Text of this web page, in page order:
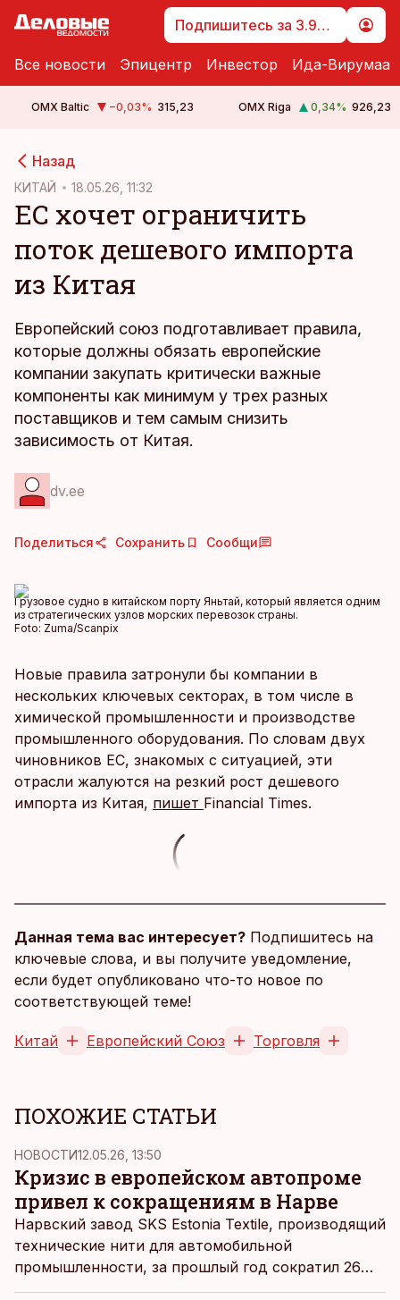
Подпишитесь за 3.99 €
Все новости Эпицентр Инвестор Ида-Вирумаа
OMX Baltic −0,03% 315,23 OMX Riga 0,34% 926,23
Назад
КИТАЙ 18.05.26, 11:32
ЕС хочет ограничить
поток дешевого импорта
из Китая
Европейский союз подготавливает правила,
которые должны обязать европейские
компании закупать критически важные
компоненты как минимум у трех разных
поставщиков и тем самым снизить
зависимость от Китая.
dv.ee
Поделиться Сохранить Сообщи
Грузовое судно в китайском порту Яньтай, который является одним
из стратегических узлов морских перевозок страны.
Foto: Zuma/Scanpix
Новые правила затронули бы компании в
нескольких ключевых секторах, в том числе в
химической промышленности и производстве
промышленного оборудования. По словам двух
чиновников ЕС, знакомых с ситуацией, эти
отрасли жалуются на резкий рост дешевого
импорта из Китая, пишет Financial Times.
Данная тема вас интересует? Подпишитесь на
ключевые слова, и вы получите уведомление,
если будет опубликовано что-то новое по
соответствующей теме!
Китай Европейский Союз Торговля
ПОХОЖИЕ СТАТЬИ
НОВОСТИ12.05.26, 13:50
Кризис в европейском автопроме
привел к сокращениям в Нарве
Нарвский завод SKS Estonia Textile, производящий
технические нити для автомобильной
промышленности, за прошлый год сократил 26
человек и еще 6 в этом году. Отчасти это было